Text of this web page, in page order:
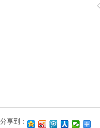
分享到：